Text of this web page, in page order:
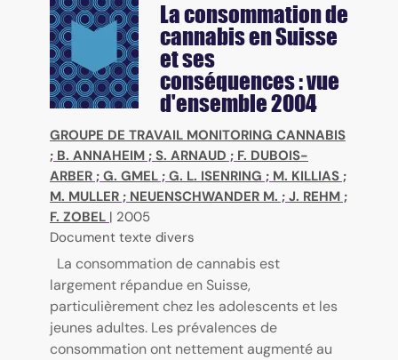
La consommation de
cannabis en Suisse
et ses
conséquences : vue
d'ensemble 2004
GROUPE DE TRAVAIL MONITORING CANNABIS
; B. ANNAHEIM ; S. ARNAUD ; F. DUBOIS-
ARBER ; G. GMEL ; G. L. ISENRING ; M. KILLIAS ;
M. MULLER ; NEUENSCHWANDER M. ; J. REHM ;
F. ZOBEL | 2005
Document texte divers
La consommation de cannabis est
largement répandue en Suisse,
particulièrement chez les adolescents et les
jeunes adultes. Les prévalences de
consommation ont nettement augmenté au